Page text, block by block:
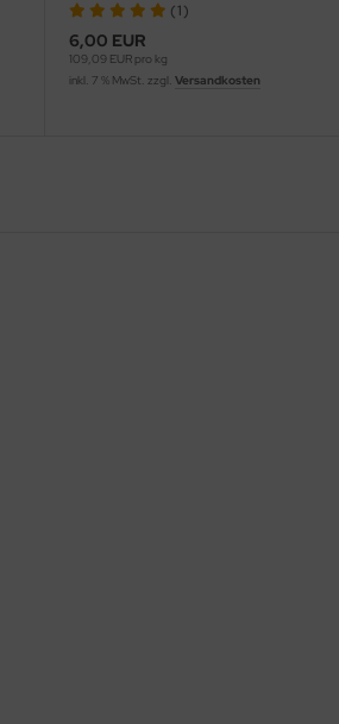
(1)
6,00 EUR
109,09 EUR pro kg
inkl. 7 % MwSt. zzgl.Versandkosten